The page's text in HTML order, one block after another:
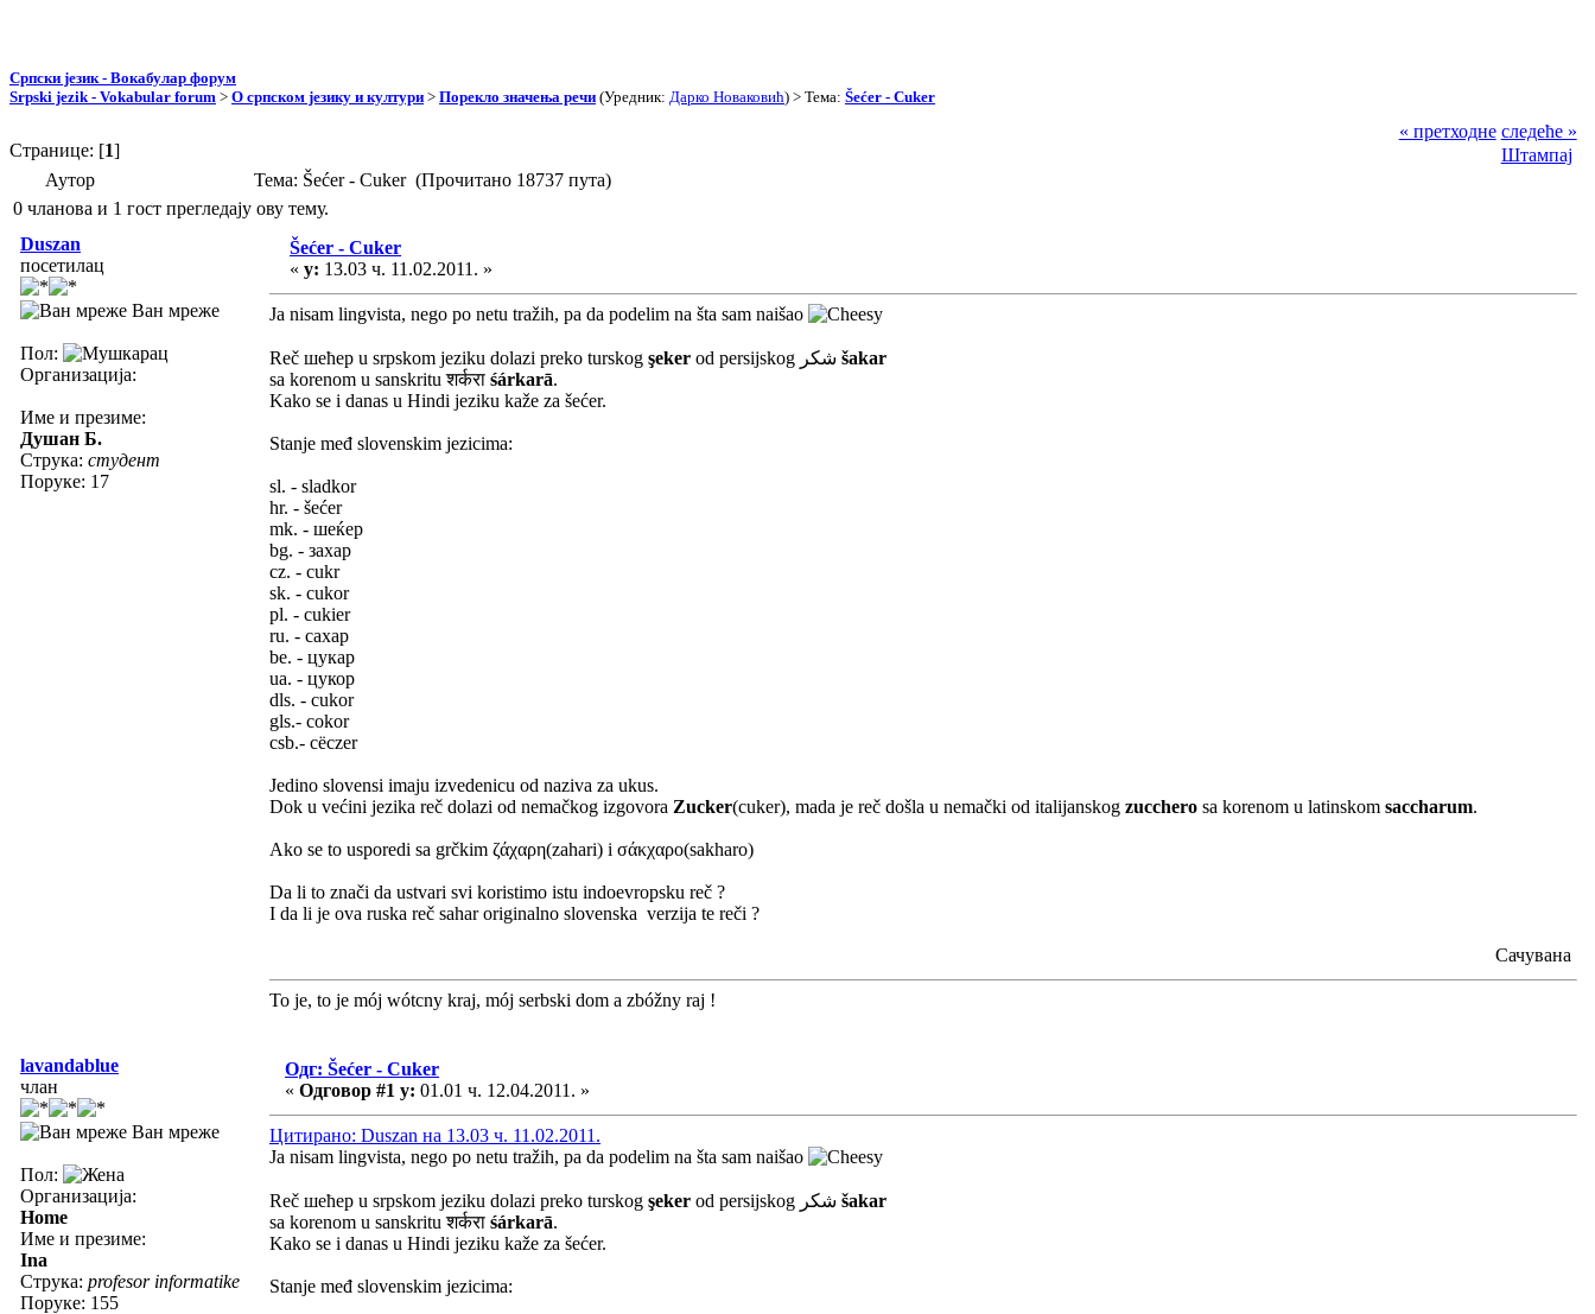
Српски језик - Вокабулар форум
Srpski jezik - Vokabular forum > О српском језику и култури > Порекло значења речи (Уредник: Дарко Новаковић) > Тема: Šećer - Cuker
Странице: [1]
« претходне следеће »
Штампај
Аутор
Тема: Šećer - Cuker (Прочитано 18737 пута)
0 чланова и 1 гост прегледају ову тему.
Duszan
посетилац
Ван мреже
Пол:
Организација:
Име и презиме:
Душан Б.
Струка: студент
Поруке: 17
Šećer - Cuker
« у: 13.03 ч. 11.02.2011. »
Ja nisam lingvista, nego po netu tražih, pa da podelim na šta sam naišao
Reč шећер u srpskom jeziku dolazi preko turskog şeker
šakar
sa korenom u sanskritu शर्करा śárkarā.
Kako se i danas u Hindi jeziku kaže za šećer.
Stanje međ slovenskim jezicima:
sl. - sladkor
hr. - šećer
mk. - шеќер
bg. - захар
cz. - cukr
sk. - cukor
pl. - cukier
ru. - сахар
be. - цукар
ua. - цукор
dls. - cukor
gls.- cokor
csb.- cëczer
Jedino slovensi imaju izvedenicu od naziva za ukus.
Dok u većini jezika reč dolazi od nemačkog izgovora Zucker(cuker), mada je reč došla u nemački od italijanskog zucchero sa korenom u latinskom saccharum.
Ako se to usporedi sa grčkim ζάχαρη(zahari) i σάκχαρο(sakharo)
Da li to znači da ustvari svi koristimo istu indoevropsku reč ?
I da li je ova ruska reč sahar originalno slovenska verzija te reči ?
Сачувана
To je, to je mój wótcny kraj, mój serbski dom a zbóžny raj !
lavandablue
члан
Ван мреже
Пол:
Организација:
Home
Име и презиме:
Ina
Струка: profesor informatike
Поруке: 155
Одг: Šećer - Cuker
« Одговор #1 у: 01.01 ч. 12.04.2011. »
Цитирано: Duszan на 13.03 ч. 11.02.2011.
Ja nisam lingvista, nego po netu tražih, pa da podelim na šta sam naišao
Reč шећер u srpskom jeziku dolazi preko turskog şeker
šakar
sa korenom u sanskritu शर्करा śárkarā.
Kako se i danas u Hindi jeziku kaže za šećer.
Stanje međ slovenskim jezicima: